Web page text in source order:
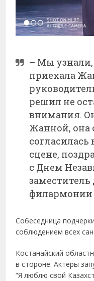
– Мы узнали,
приехала
решил не
внимания.
Жанной, она
сцене,
с Днем
филармонии
Собеседница
соблюдением всех
Костанайский
в стороне. Актеры
“Я люблю свой